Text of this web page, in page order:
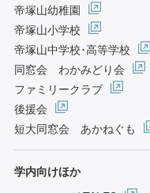
帝塚山幼稚園
帝塚山小学校
帝塚山中学校･高等学校
同窓会 わかみどり会
ファミリークラブ
後援会
短大同窓会 あかねぐも
学内向けほか